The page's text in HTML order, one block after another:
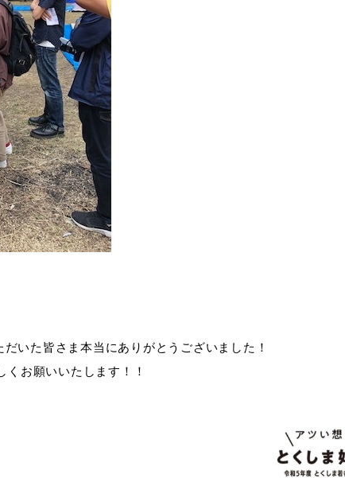
いた皆さま本当にありがとうございました！
お願いいたします！！